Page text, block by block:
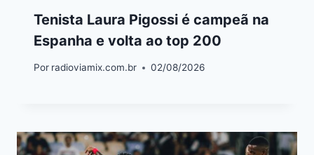
Tenista Laura Pigossi é campeã na
Espanha e volta ao top 200
Por radioviamix.com.br 02/08/2026